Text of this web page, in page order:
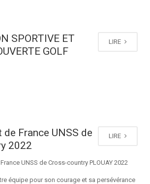
LIRE
SPORTIVE ET
GOLF
LIRE
de France UNSS de
2022
UNSS de Cross-country PLOUAY 2022
équipe pour son courage et sa persévérance